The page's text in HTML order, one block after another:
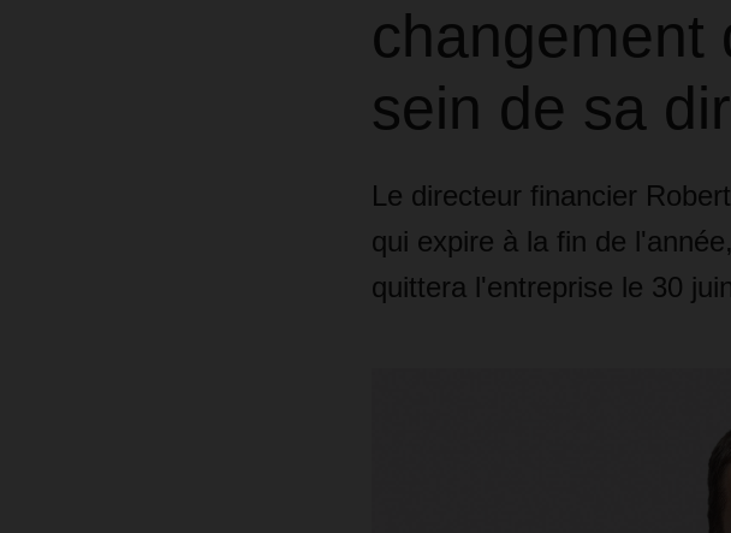
changement
sein de sa
Le directeur financier
qui expire à la fin de
quittera l'entreprise le 30